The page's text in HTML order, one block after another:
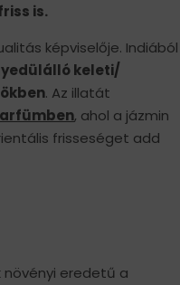
is.
képviselője. Indiából
keleti/
. Az illatát
, ahol a jázmin
frisseséget add
növényi eredetű a